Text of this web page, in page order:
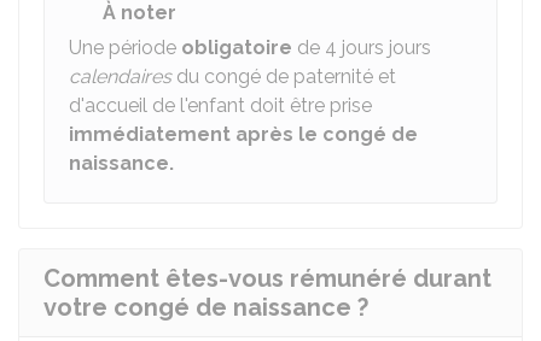
À noter
Une période obligatoire de 4 jours jours
calendairesdu congé de paternité et
d'accueil de l'enfant doit être prise
immédiatement après le congé de
naissance.
Comment êtes-vous rémunéré durant
votre congé de naissance ?